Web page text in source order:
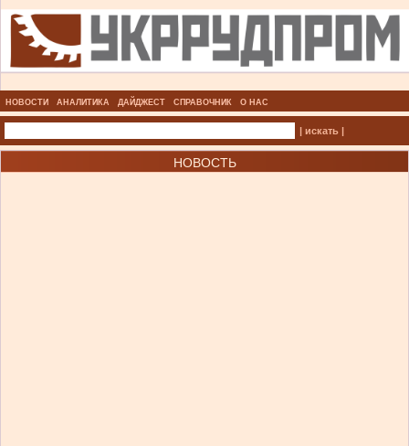
НОВОСТИ АНАЛИТИКА ДАЙДЖЕСТ СПРАВОЧНИК О НАС
| искать |
НОВОСТЬ